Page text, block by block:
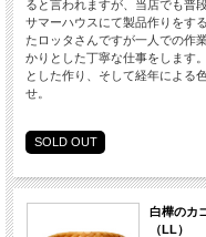
ると言われますが、当店でも普
サマーハウスにて製品作りをす
たロッタさんですが一人での作
かりとした丁寧な仕事をします
とした作り、そして経年による
せ。
SOLD OUT
白
（LL）